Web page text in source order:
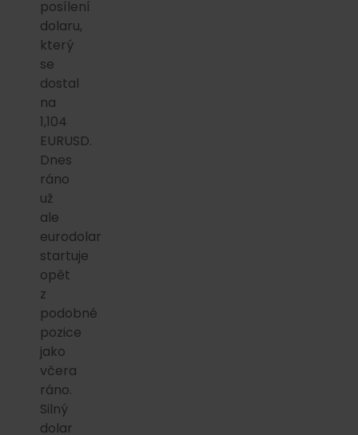
posílení
dolaru,
který
se
dostal
na
1,104
EURUSD.
Dnes
ráno
už
ale
eurodolar
startuje
opět
z
podobné
pozice
jako
včera
ráno.
Silný
dolar